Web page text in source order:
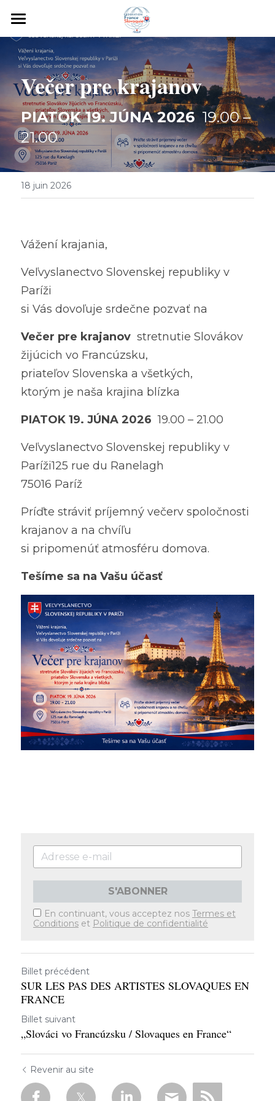
FR
SK
Blog
Toutes les catégories
Actualités
Connexion/S'inscrire
Večer pre krajanov
PIATOK 19. JÚNA 2026
  19.00 –
21.00
18 juin 2026
Vážení krajania,
Veľvyslanectvo Slovenskej republiky v
Paríži
si Vás dovoľuje srdečne pozvať na
Večer pre krajanov
  stretnutie Slovákov
žijúcich vo Francúzsku,
priateľov Slovenska a všetkých,
ktorým je naša krajina blízka
PIATOK 19. JÚNA 2026
  19.00 – 21.00
Veľvyslanectvo Slovenskej republiky v
Paríži125 rue du Ranelagh
75016 Paríž
Príďte stráviť príjemný večerv spoločnosti
krajanov a na chvíľu
si pripomenúť atmosféru domova.
Tešíme sa na Vašu účasť
S'ABONNER
En continuant, vous acceptez nos Termes et
Conditions et Politique de confidentialité
Billet précédent
SUR LES PAS DES ARTISTES SLOVAQUES EN
FRANCE
Billet suivant
„Slováci vo Francúzsku / Slovaques en France“
Revenir au site